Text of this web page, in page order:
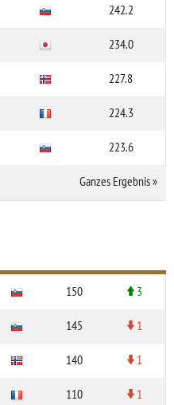
242.2
234.0
227.8
224.3
223.6
Ganzes Ergebnis»
150 3
145 1
140 1
110 1